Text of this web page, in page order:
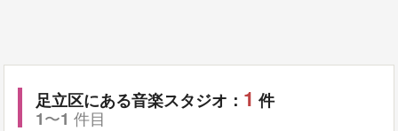
足立区にある音楽スタジオ： 1 件
1〜1 件目